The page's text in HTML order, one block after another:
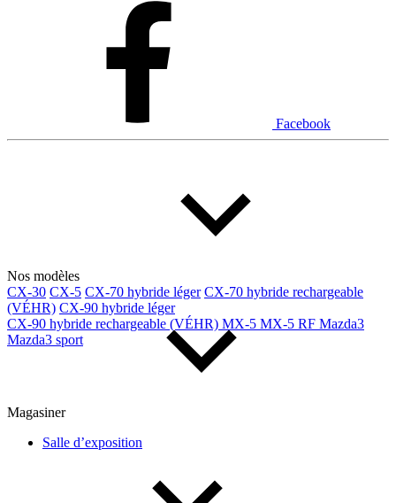
Facebook
Nos modèles
CX-30 CX-5 CX-70 hybride léger CX-70 hybride rechargeable
(VÉHR) CX-90 hybride léger
CX-90 hybride rechargeable (VÉHR) MX-5 MX-5 RF Mazda3
Mazda3 sport
Magasiner
Salle d’exposition